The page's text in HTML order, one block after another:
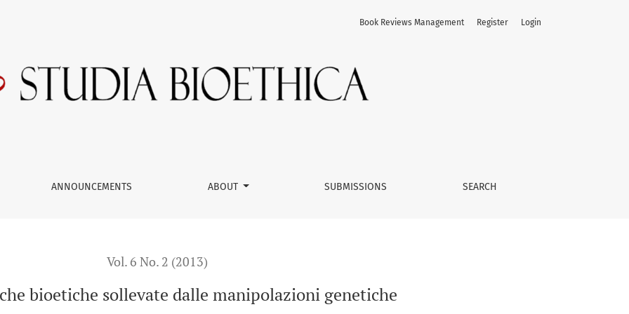
genetiche
ANNOUNCEMENTS ABOUT SUBMISSIONS SEARCH
Book Reviews Management Register Login
Vol. 6 No. 2 (2013)
bioetiche sollevate dalle manipolazioni genetiche